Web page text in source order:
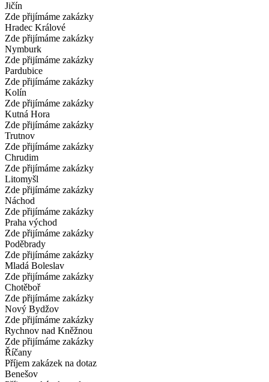
Jičín
Zde přijímáme zakázky
Hradec Králové
Zde přijímáme zakázky
Nymburk
Zde přijímáme zakázky
Pardubice
Zde přijímáme zakázky
Kolín
Zde přijímáme zakázky
Kutná Hora
Zde přijímáme zakázky
Trutnov
Zde přijímáme zakázky
Chrudim
Zde přijímáme zakázky
Litomyšl
Zde přijímáme zakázky
Náchod
Zde přijímáme zakázky
Praha východ
Zde přijímáme zakázky
Poděbrady
Zde přijímáme zakázky
Mladá Boleslav
Zde přijímáme zakázky
Chotěboř
Zde přijímáme zakázky
Nový Bydžov
Zde přijímáme zakázky
Rychnov nad Kněžnou
Zde přijímáme zakázky
Říčany
Příjem zakázek na dotaz
Benešov